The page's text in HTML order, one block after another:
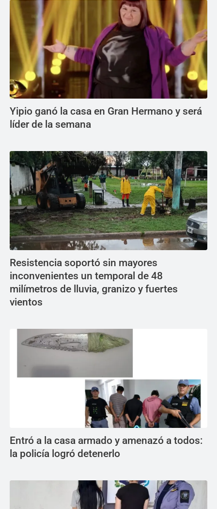
Yipio ganó la casa en Gran Hermano y será
líder de la semana
Resistencia soportó sin mayores
inconvenientes un temporal de 48
milímetros de lluvia, granizo y fuertes
vientos
Entró a la casa armado y amenazó a todos:
la policía logró detenerlo